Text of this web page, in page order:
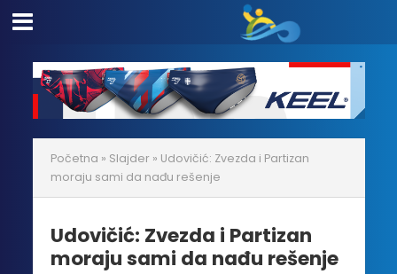
Početna » Slajder » Udovičić: Zvezda i Partizan
moraju sami da nađu rešenje
Udovičić: Zvezda i Partizan
moraju sami da nađu rešenje